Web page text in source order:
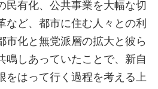
民有化、公共事業を大幅な切
など、都市に住む人々との利
市化と無党派層の拡大と彼ら
鳴しあっていたことで、新自
をはって行く過程を考える上